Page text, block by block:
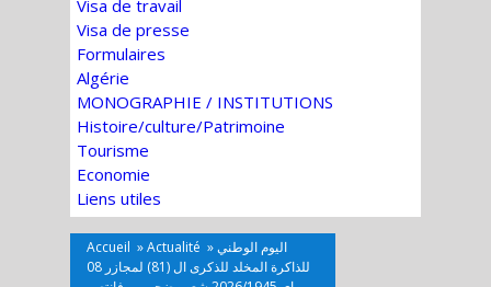
Visa de travail
Visa de presse
Formulaires
Algérie
MONOGRAPHIE / INSTITUTIONS
Histoire/culture/Patrimoine
Tourisme
Economie
Liens utiles
Accueil »Actualité »اليوم الوطني
للذاكرة المخلد للذكرى ال (81) لمجازر 08